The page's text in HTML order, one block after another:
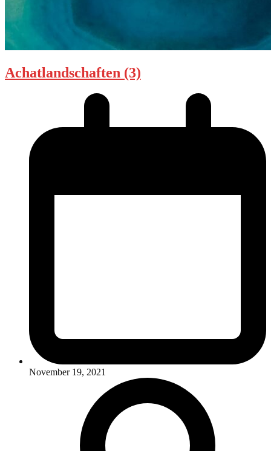
Achatlandschaften (3)
November 19, 2021